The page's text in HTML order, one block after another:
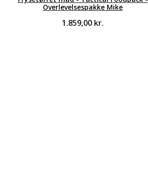
Overlevelsespakke Mike
1.859,00 kr.